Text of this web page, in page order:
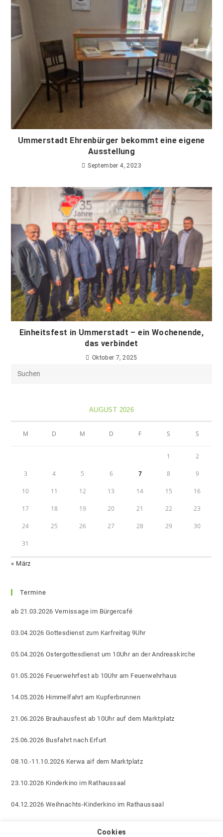
Ummerstadt Ehrenbürger bekommt eine eigene
Ausstellung
September 4, 2023
Einheitsfest in Ummerstadt – ein Wochenende,
das verbindet
Oktober 7, 2025
AUGUST 2026
M D M D F S S
1 2
3 4 5 6 7 8 9
10 11 12 13 14 15 16
17 18 19 20 21 22 23
24 25 26 27 28 29 30
31
« März
Termine
ab 21.03.2026 Vernissage im Bürgercafé
03.04.2026 Gottesdienst zum Karfreitag 9Uhr
05.04.2026 Ostergottesdienst um 10Uhr an der Andreaskirche
01.05.2026 Feuerwehrfest ab 10Uhr am Feuerwehrhaus
14.05.2026 Himmelfahrt am Kupferbrunnen
21.06.2026 Brauhausfest ab 10Uhr auf dem Marktplatz
25.06.2026 Busfahrt nach Erfurt
08.10.-11.10.2026 Kerwa aif dem Marktplatz
23.10.2026 Kinderkino im Rathaussaal
04.12.2026 Weihnachts-Kinderkino im Rathaussaal
Cookies